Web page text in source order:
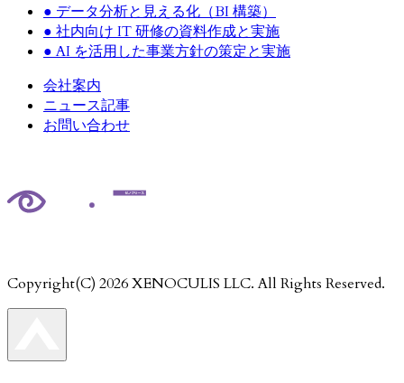
● データ分析と見える化（BI 構築）
● 社内向け IT 研修の資料作成と実施
●AI を活用した事業方針の策定と実施
会社案内
ニュース記事
お問い合わせ
Copyright(C) 2026XENOCULIS LLC. All Rights Reserved.